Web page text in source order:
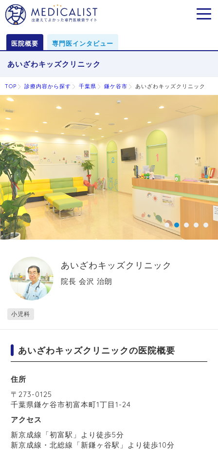
医院概要 専門医インタビュー
あいざわキッズクリニック
TOP 診療内容から探す 千葉県 鎌ケ谷市 あいざわキッズクリニック
あいざわキッズクリニック
院長 会沢 治朗
小児科
あいざわキッズクリニックの医院概要
住所
〒273-0125
千葉県鎌ケ谷市初富本町1丁目1-24
アクセス
新京成線「初富駅」より徒歩5分
新京成線・北総線「新鎌ヶ谷駅」より徒歩10分